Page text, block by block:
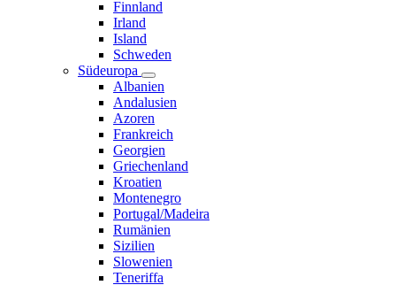
Finnland
Irland
Island
Schweden
Südeuropa
Albanien
Andalusien
Azoren
Frankreich
Georgien
Griechenland
Kroatien
Montenegro
Portugal/Madeira
Rumänien
Sizilien
Slowenien
Teneriffa